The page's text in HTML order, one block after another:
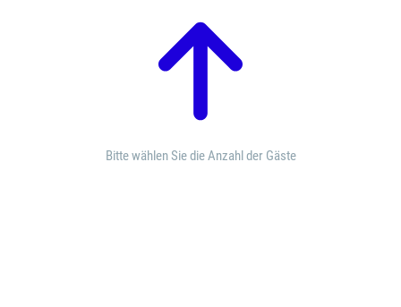
Bitte wählen Sie die Anzahl der Gäste